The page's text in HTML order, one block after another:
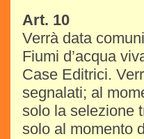
Art. 10
Verrà data
Fiumi d’acqua
Case Editrici.
segnalati; al
solo la selezione
solo al momento